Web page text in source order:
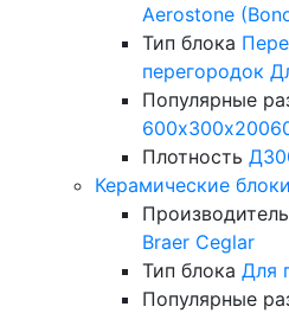
Aerostone
Тип блока
перегородок
Популярные
600х300х200
Плотность
Керамические блоки
Производитель
Braer Ceglar
Тип блока Для
Популярные